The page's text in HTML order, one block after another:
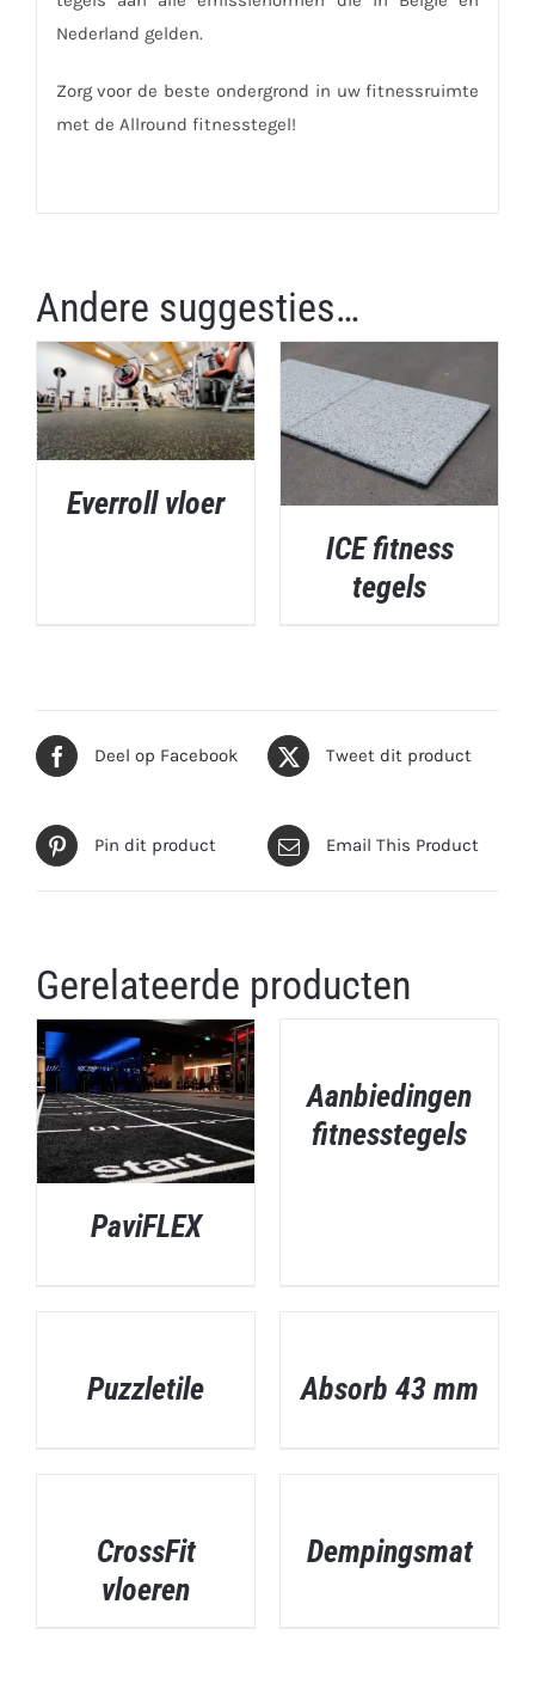
Nederland gelden.
Zorg voor de beste ondergrond in uw fitnessruimte
met de Allround fitnesstegel!
Andere suggesties…
Everroll vloer
DETAILS
ICE fitness
tegels
Deel op Facebook Tweet dit product
Pin dit product Email This Product
Gerelateerde producten
PaviFLEX
Aanbiedingen
fitnesstegels
Puzzletile Absorb 43 mm
CrossFit
vloeren
Dempingsmat